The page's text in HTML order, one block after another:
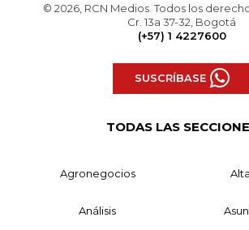
© 2026, RCN Medios. Todos los
Cr. 13a 37-32, Bogotá
(+57) 1 4227600
SUSCRÍBASE
TODAS LAS
Agronegocios
Análisis